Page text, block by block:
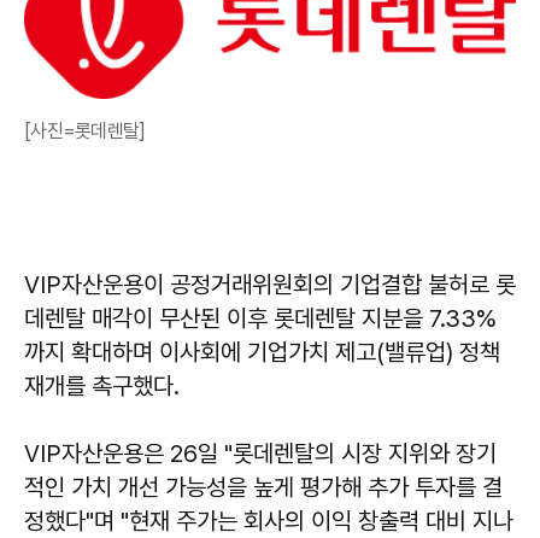
[사진=롯데렌탈]
VIP자산운용이 공정거래위원회의 기업결합 불허로 롯
데렌탈 매각이 무산된 이후 롯데렌탈 지분을 7.33%
까지 확대하며 이사회에 기업가치 제고(밸류업) 정책
재개를 촉구했다.
VIP자산운용은 26일 "롯데렌탈의 시장 지위와 장기
적인 가치 개선 가능성을 높게 평가해 추가 투자를 결
정했다"며 "현재 주가는 회사의 이익 창출력 대비 지나